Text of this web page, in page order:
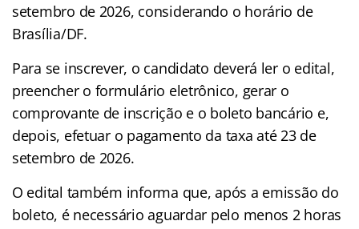
setembro de 2026, considerando o horário de
Brasília/DF.
Para se inscrever, o candidato deverá ler o edital,
preencher o formulário eletrônico, gerar o
comprovante de inscrição e o boleto bancário e,
depois, efetuar o pagamento da taxa até 23 de
setembro de 2026.
O edital também informa que, após a emissão do
boleto, é necessário aguardar pelo menos 2 horas